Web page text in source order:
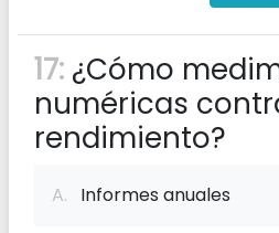
17: ¿Cómo
numéricas
rendimiento?
A. Informes anuales